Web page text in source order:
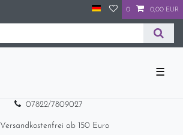
0 0,00 EUR
☰
07822/7809027
Versandkostenfrei ab 150 Euro